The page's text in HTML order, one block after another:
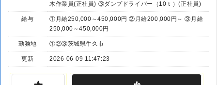
木作業員(正社員) ③ダンプドライバー（10ｔ）(正社員)
給与
①月給250,000～450,000円 ②月給200,000円～ ③月給
250,000～450,000円
勤務地 ①②③茨城県牛久市
更新 2026-06-09 11:47:23